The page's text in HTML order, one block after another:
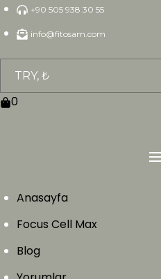
Skip
content
+90 505 938 30 55
info@fitosam.com
0
Anasayfa
Focus Cell Max
Blog